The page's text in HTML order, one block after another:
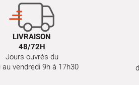
LIVRAISON
48/72H
Jours ouvrés du
au vendredi 9h à 17h30